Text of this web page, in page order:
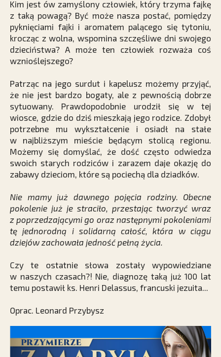
Kim jest ów zamyślony człowiek, który trzyma fajkę
z taką powagą? Być może nasza postać, pomiędzy
pyknięciami fajki i aromatem palącego się tytoniu,
krocząc z wolna, wspomina szczęśliwe dni swojego
dzieciństwa? A może ten człowiek rozważa coś
wznioślejszego?
Patrząc na jego surdut i kapelusz możemy przyjąć,
że nie jest bardzo bogaty, ale z pewnością dobrze
sytuowany. Prawdopodobnie urodził się w tej
wiosce, gdzie do dziś mieszkają jego rodzice. Zdobył
potrzebne mu wykształcenie i osiadł na stałe
w najbliższym mieście będącym stolicą regionu.
Możemy się domyślać, że dość często odwiedza
swoich starych rodziców i zarazem daje okazję do
zabawy dzieciom, które są pociechą dla dziadków.
Nie mamy już dawnego pojęcia rodziny. Obecne
pokolenie już je straciło, przestając tworzyć wraz
z poprzedzającymi go oraz następnymi pokoleniami
tę jednorodną i solidarną całość, która w ciągu
dziejów zachowała jedność pełną życia.
Czy te ostatnie słowa zostały wypowiedziane
w naszych czasach?! Nie, diagnozę taką już 100 lat
temu postawił ks. Henri Delassus, francuski jezuita...
Oprac. Leonard Przybysz